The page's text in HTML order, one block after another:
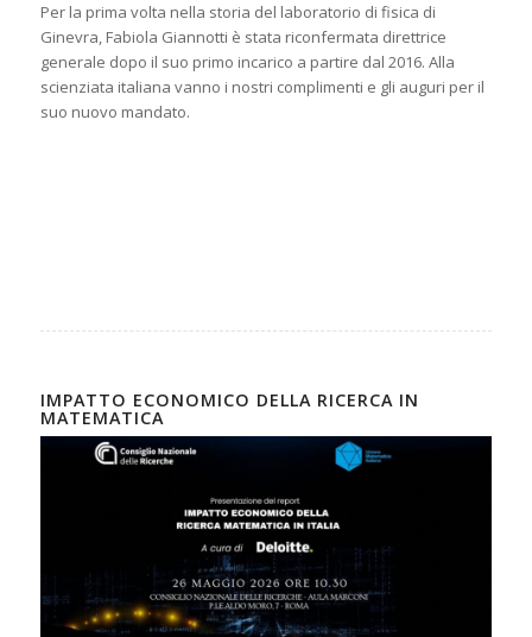
Per la prima volta nella storia del laboratorio di fisica di
Ginevra, Fabiola Giannotti è stata riconfermata direttrice
generale dopo il suo primo incarico a partire dal 2016. Alla
scienziata italiana vanno i nostri complimenti e gli auguri per il
suo nuovo mandato.
IMPATTO ECONOMICO DELLA RICERCA IN
MATEMATICA